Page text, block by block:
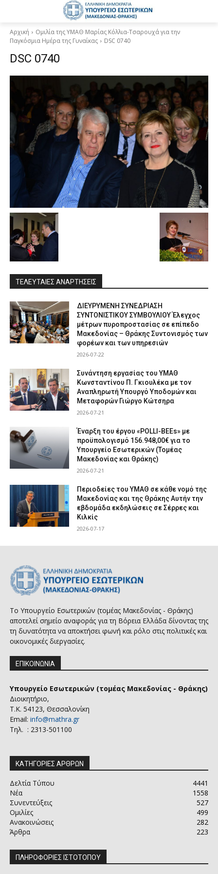
Αρχική
Ομιλία της ΥΜΑΘ Μαρίας Κόλλια-Τσαρουχά για την
Παγκόσμια Ημέρα της Γυναίκας
DSC 0740
DSC 0740
ΤΕΛΕΥΤΑΙΕΣ ΑΝΑΡΤΗΣΕΙΣ
ΔΙΕΥΡΥΜΕΝΗ ΣΥΝΕΔΡΙΑΣΗ
ΣΥΝΤΟΝΙΣΤΙΚΟΥ ΣΥΜΒΟΥΛΙΟΥ Έλεγχος
μέτρων πυροπροστασίας σε επίπεδο
Μακεδονίας – Θράκης Συντονισμός των
φορέων και των υπηρεσιών
2026-07-22
Συνάντηση εργασίας του ΥΜΑΘ
Κωνσταντίνου Π. Γκιουλέκα με τον
Αναπληρωτή Υπουργό Υποδομών και
Μεταφορών Γιώργο Κώτσηρα
2026-07-21
Έναρξη του έργου «POLLI-BEEs» με
προϋπολογισμό 156.948,00€ για το
Υπουργείο Εσωτερικών (Τομέας
Μακεδονίας και Θράκης)
2026-07-21
Περιοδείες του ΥΜΑΘ σε κάθε νομό της
Μακεδονίας και της Θράκης Αυτήν την
εβδομάδα εκδηλώσεις σε Σέρρες και
Κιλκίς
2026-07-17
Το Υπουργείο Εσωτερικών (τομέας Μακεδονίας - Θράκης)
αποτελεί σημείο αναφοράς για τη Βόρεια Ελλάδα δίνοντας της
τη δυνατότητα να αποκτήσει φωνή και ρόλο στις πολιτικές και
οικονομικές διεργασίες.
ΕΠΙΚΟΙΝΩΝΙΑ
Υπουργείο Εσωτερικών (τομέας Μακεδονίας - Θράκης)
Διοικητήριο,
Τ.Κ. 54123, Θεσσαλονίκη
Email: info@mathra.gr
Τηλ. : 2313-501100
ΚΑΤΗΓΟΡΙΕΣ ΑΡΘΡΩΝ
Δελτία Τύπου
4441
Νέα
1558
Συνεντεύξεις
527
Ομιλίες
499
Ανακοινώσεις
282
Άρθρα
223
ΠΛΗΡΟΦΟΡΙΕΣ ΙΣΤΟΤΟΠΟΥ